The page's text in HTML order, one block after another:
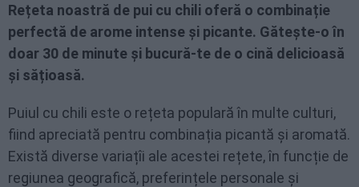
Rețeta noastră de pui cu chili oferă o combinație
perfectă de arome intense și picante. Gătește-o în
doar 30 de minute și bucură-te de o cină delicioasă
și sățioasă.
Puiul cu chili este o rețeta populară în multe culturi,
fiind apreciată pentru combinația picantă și aromată.
Există diverse variațîi ale acestei rețete, în funcție de
regiunea geografică, preferințele personale și